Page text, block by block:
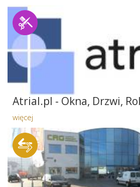
Atrial.pl - Okna, Drzwi,
więcej